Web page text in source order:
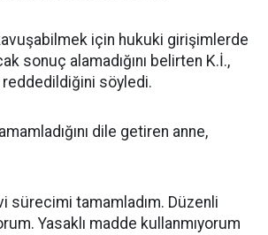
için hukuki girişimlerde
sonuç alamadığını belirten K.İ.,
reddedildiğini söyledi.
dile getiren anne,
sürecimi tamamladım. Düzenli
Yasaklı madde kullanmıyorum